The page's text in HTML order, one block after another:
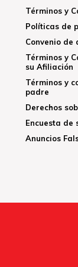
Términos y
Políticas de
Convenio de
Términos y
su Afiliación
Términos y
padre
Derechos
Encuesta de
Anuncios